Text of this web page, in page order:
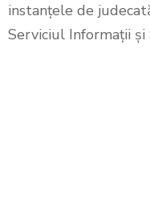
instanțele de
Serviciul Informații și